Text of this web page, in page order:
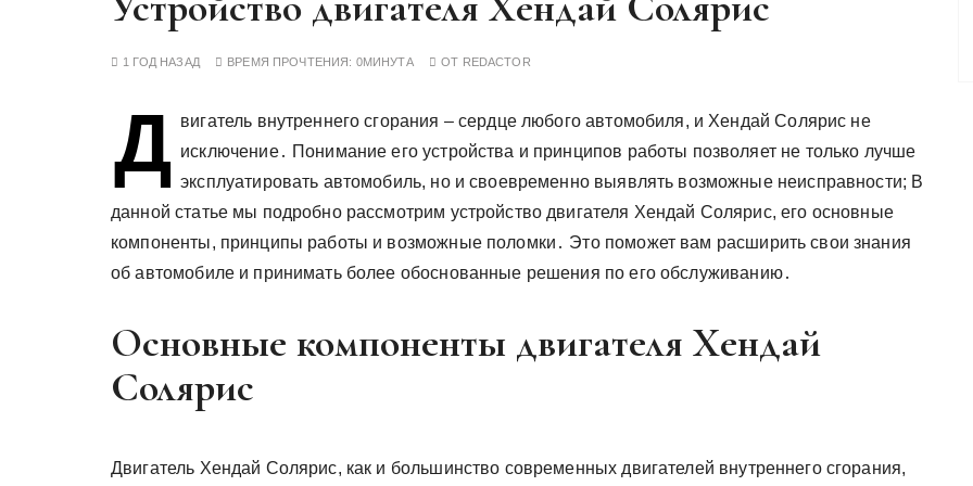
1 ГОД НАЗАД ВРЕМЯ ПРОЧТЕНИЯ: 0МИНУТА ОТ REDACTOR
Д вигатель внутреннего сгорания – сердце любого автомобиля, и Хендай Солярис не
исключение․ Понимание его устройства и принципов работы позволяет не только лучше
эксплуатировать автомобиль, но и своевременно выявлять возможные неисправности; В
данной статье мы подробно рассмотрим устройство двигателя Хендай Солярис, его основные
компоненты, принципы работы и возможные поломки․ Это поможет вам расширить свои знания
об автомобиле и принимать более обоснованные решения по его обслуживанию․
Основные компоненты двигателя Хендай
Солярис
Двигатель Хендай Солярис, как и большинство современных двигателей внутреннего сгорания,